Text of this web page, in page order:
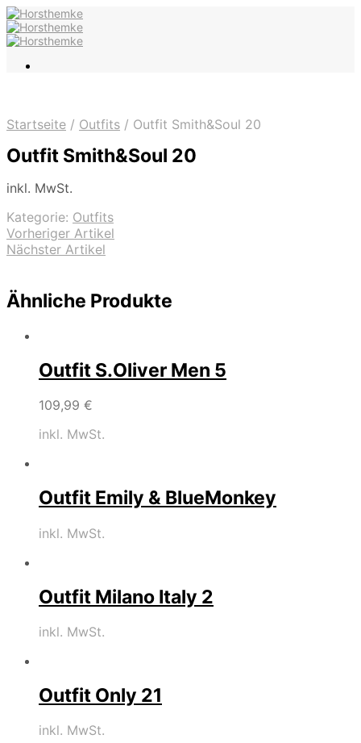
Startseite / Outfits / Outfit Smith&Soul 20
Outfit Smith&Soul 20
inkl. MwSt.
Kategorie: Outfits
Vorheriger Artikel
Nächster Artikel
Ähnliche Produkte
Outfit S.Oliver Men 5
109,99 €
inkl. MwSt.
Outfit Emily & BlueMonkey
inkl. MwSt.
Outfit Milano Italy 2
inkl. MwSt.
Outfit Only 21
inkl. MwSt.